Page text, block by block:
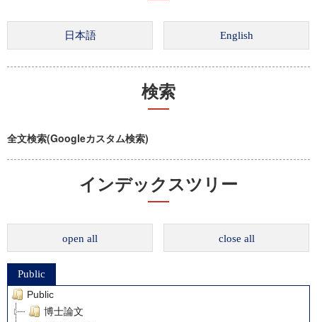
検索
全文検索(Googleカスタム検索)
インデックスツリー
open all close all
Public
Public
博士論文